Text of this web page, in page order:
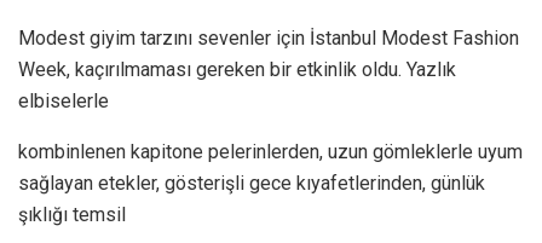
Modest giyim tarzını sevenler için İstanbul Modest Fashion
Week, kaçırılmaması gereken bir etkinlik oldu. Yazlık
elbiselerle
kombinlenen kapitone pelerinlerden, uzun gömleklerle uyum
sağlayan etekler, gösterişli gece kıyafetlerinden, günlük
şıklığı temsil